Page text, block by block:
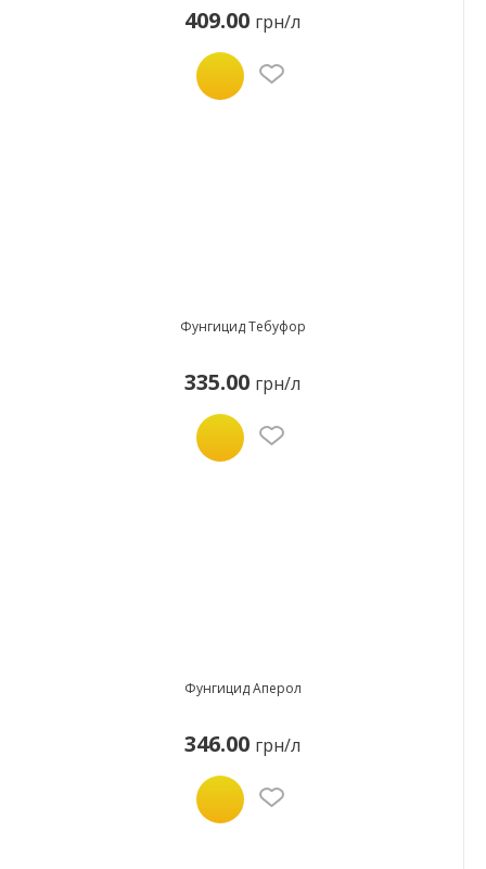
409.00 грн/л
Фунгицид Тебуфор
335.00 грн/л
Фунгицид Аперол
346.00 грн/л